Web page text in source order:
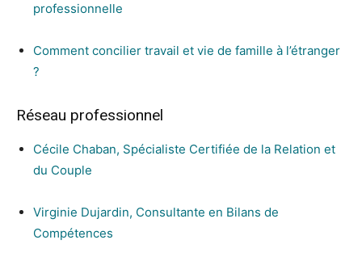
professionnelle
Comment concilier travail et vie de famille à l’étranger
?
Réseau professionnel
Cécile Chaban, Spécialiste Certifiée de la Relation et
du Couple
Virginie Dujardin, Consultante en Bilans de
Compétences